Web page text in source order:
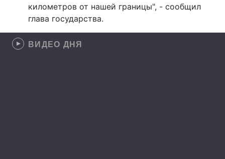
километров от нашей границы", - сообщил
глава государства.
ВИДЕО ДНЯ